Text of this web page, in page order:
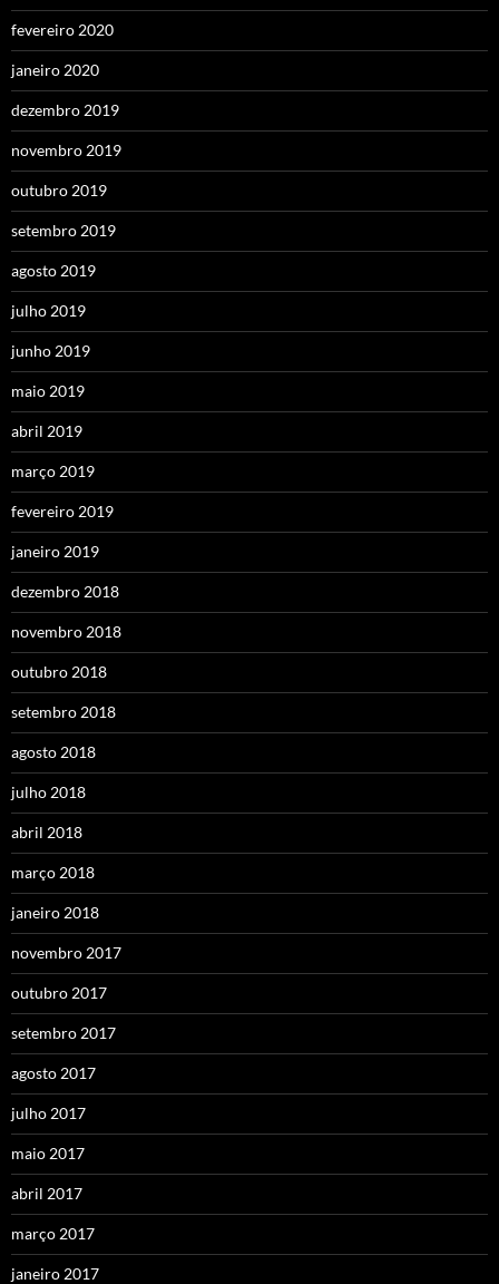
fevereiro 2020
janeiro 2020
dezembro 2019
novembro 2019
outubro 2019
setembro 2019
agosto 2019
julho 2019
junho 2019
maio 2019
abril 2019
março 2019
fevereiro 2019
janeiro 2019
dezembro 2018
novembro 2018
outubro 2018
setembro 2018
agosto 2018
julho 2018
abril 2018
março 2018
janeiro 2018
novembro 2017
outubro 2017
setembro 2017
agosto 2017
julho 2017
maio 2017
abril 2017
março 2017
janeiro 2017